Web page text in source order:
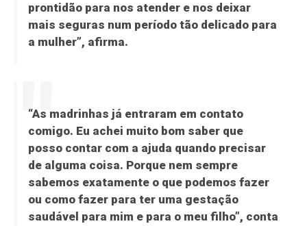
prontidão para nos atender e nos deixar
mais seguras num período tão delicado para
a mulher”, afirma.
“As madrinhas já entraram em contato
comigo. Eu achei muito bom saber que
posso contar com a ajuda quando precisar
de alguma coisa. Porque nem sempre
sabemos exatamente o que podemos fazer
ou como fazer para ter uma gestação
saudável para mim e para o meu filho”, conta